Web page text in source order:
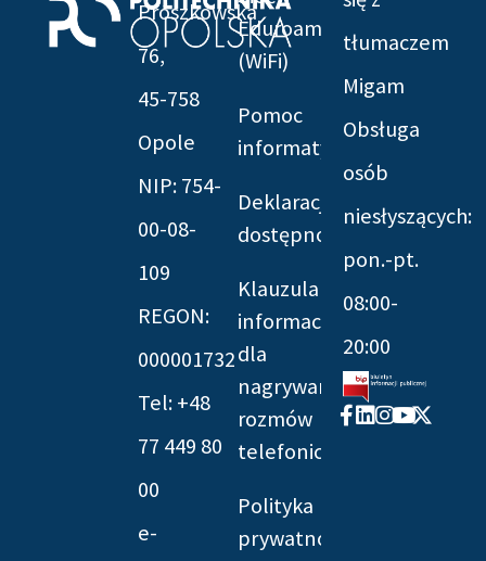
Prószkowska
76,
45-758
Opole
NIP: 754-
00-08-
109
REGON:
000001732
Tel: +48
77 449 80
00
e-
Eduroam
(WiFi)
Pomoc
informatyczna
Deklaracja
dostępności
Klauzula
informacyjna
dla
nagrywania
rozmów
telefonicznych
Polityka
prywatności
tłumaczem
Migam
Obsługa
osób
niesłyszących:
pon.-pt.
08:00-
20:00
Facebook-
f
Linkedin
Instagram
Youtube
X-
twitter